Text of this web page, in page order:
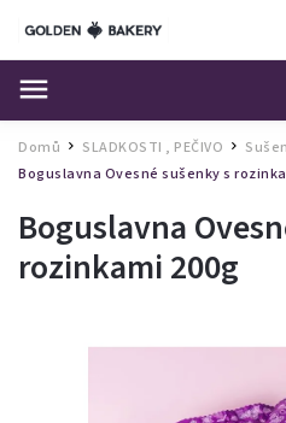
Domů / SLADKOSTI , PEČIVO /
Boguslavna Ovesné sušenky s
Boguslavna
rozinkami 200g